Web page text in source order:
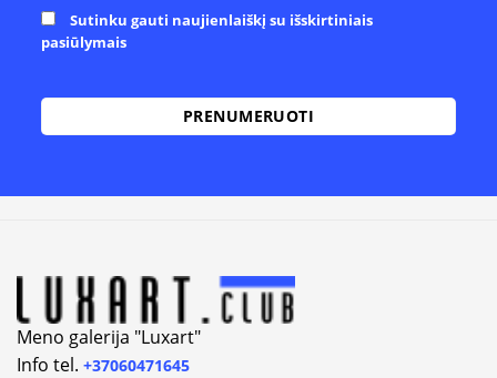
Sutinku gauti naujienlaiškį su išskirtiniais
pasiūlymais
Meno galerija "Luxart"
Info tel. +37060471645